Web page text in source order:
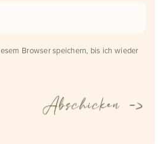
Browser speichern, bis ich wieder